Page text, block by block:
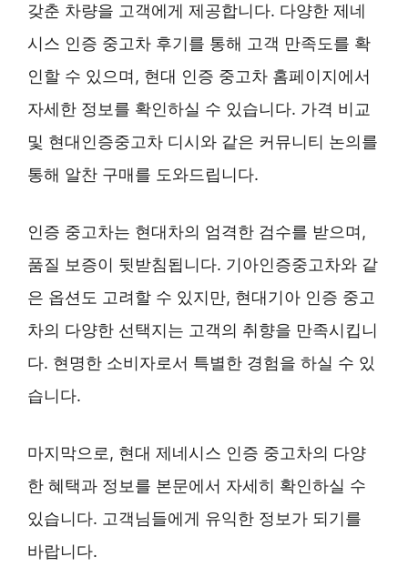
갖춘 차량을 고객에게 제공합니다. 다양한 제네
시스 인증 중고차 후기를 통해 고객 만족도를 확
인할 수 있으며, 현대 인증 중고차 홈페이지에서
자세한 정보를 확인하실 수 있습니다. 가격 비교
및 현대인증중고차 디시와 같은 커뮤니티 논의를
통해 알찬 구매를 도와드립니다.
인증 중고차는 현대차의 엄격한 검수를 받으며,
품질 보증이 뒷받침됩니다. 기아인증중고차와 같
은 옵션도 고려할 수 있지만, 현대기아 인증 중고
차의 다양한 선택지는 고객의 취향을 만족시킵니
다. 현명한 소비자로서 특별한 경험을 하실 수 있
습니다.
마지막으로, 현대 제네시스 인증 중고차의 다양
한 혜택과 정보를 본문에서 자세히 확인하실 수
있습니다. 고객님들에게 유익한 정보가 되기를
바랍니다.